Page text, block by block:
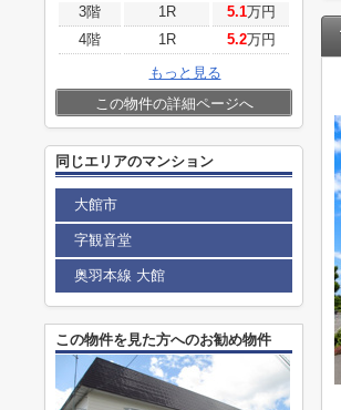
3階
1R 5.1万円
4階
1R 5.2万円
もっと見る
この物件の詳細ページへ
同じエリアのマンション
大館市
字観音堂
奥羽本線 大館
この物件を見た方へのお勧め物件